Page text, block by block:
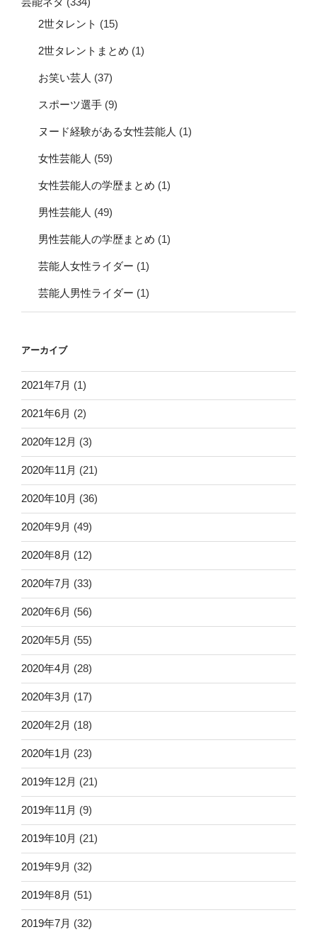
2世タレント (15)
2世タレントまとめ (1)
お笑い芸人 (37)
スポーツ選手 (9)
ヌード経験がある女性芸能人 (1)
女性芸能人 (59)
女性芸能人の学歴まとめ (1)
男性芸能人 (49)
男性芸能人の学歴まとめ (1)
芸能人女性ライダー (1)
芸能人男性ライダー (1)
アーカイブ
2021年7月 (1)
2021年6月 (2)
2020年12月 (3)
2020年11月 (21)
2020年10月 (36)
2020年9月 (49)
2020年8月 (12)
2020年7月 (33)
2020年6月 (56)
2020年5月 (55)
2020年4月 (28)
2020年3月 (17)
2020年2月 (18)
2020年1月 (23)
2019年12月 (21)
2019年11月 (9)
2019年10月 (21)
2019年9月 (32)
2019年8月 (51)
2019年7月 (32)